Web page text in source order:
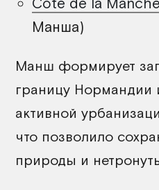
Манша)
Манш формирует
границу Нормандии
активной
что позволило
природы и